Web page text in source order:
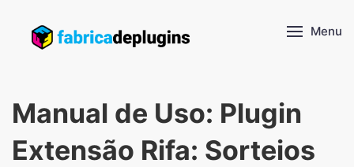
Menu
Manual de Uso: Plugin
Extensão Rifa: Sorteios